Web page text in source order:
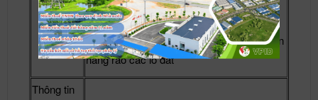
toàn bộ các doanh nghiệp trong KCN.
Hệ thống cấp nước được dẫn đến tận chân
hàng rào các lô đất
Thông tin